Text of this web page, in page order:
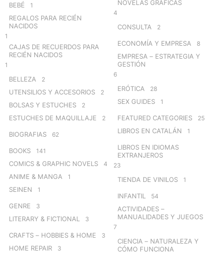
BEBÉ 1
REGALOS PARA RECIÉN
NACIDOS
1
CAJAS DE RECUERDOS PARA
RECIÉN NACIDOS
1
BELLEZA 2
UTENSILIOS Y ACCESORIOS 2
BOLSAS Y ESTUCHES 2
ESTUCHES DE MAQUILLAJE 2
BIOGRAFIAS 62
BOOKS 141
COMICS & GRAPHIC NOVELS 4
ANIME & MANGA 1
SEINEN 1
GENRE 3
LITERARY & FICTIONAL 3
CRAFTS – HOBBIES & HOME 3
HOME REPAIR 3
NOVELAS GRÁFICAS
4
CONSULTA 2
ECONOMÍA Y EMPRESA 8
EMPRESA – ESTRATEGIA Y
GESTIÓN
6
ERÓTICA 28
SEX GUIDES 1
FEATURED CATEGORIES 25
LIBROS EN CATALÁN 1
LIBROS EN IDIOMAS
EXTRANJEROS
23
TIENDA DE VINILOS 1
INFANTIL 54
ACTIVIDADES –
MANUALIDADES Y JUEGOS
7
CIENCIA – NATURALEZA Y
CÓMO FUNCIONA